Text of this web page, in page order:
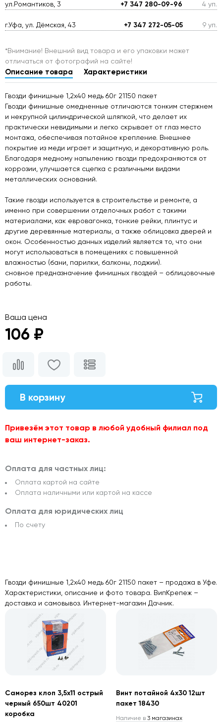
ул.Романтиков, 3
+7 347 280-09-96 4 уп.
г.Уфа, ул. Дёмская, 43 +7 347 272-05-05 9 уп.
*Внимание! Внешний вид товара и его упаковки может
отличаться от фотографий на сайте!
Описание товара Характеристики
Гвозди финишные 1,2х40 медь 60г 21150 пакет
Гвозди финишные омедненные отличаются тонким стержнем
и некрупной цилиндрической шляпкой, что делает их
практически невидимыми и легко скрывает от глаз место
монтажа, обеспечивая потайное крепление. Внешнее
покрытие из меди играет и защитную, и декоративную роль.
Благодаря медному напылению гвозди предохраняются от
коррозии, улучшается сцепка с различными видами
металлических оснований.
Такие гвозди используется в строительстве и ремонте, а
именно при совершении отделочных работ с такими
материалами, как евровагонка, тонкие рейки, плинтус и
другие деревянные материалы, а также облицовка дверей и
окон. Особенностью данных изделий является то, что они
могут использоваться в помещениях с повышенной
влажностью (бани, парилки, балконы, лоджии).
сновное предназначение финишных гвоздей – облицовочные
работы.
Ваша цена
106 ₽
В корзину
Привезём этот товар в любой удобный филиал под
ваш интернет-заказ.
Оплата для частных лиц:
Оплата картой на сайте
Оплата наличными или картой на кассе
Оплата для юридических лиц
По счету
Гвозди финишные 1,2х40 медь 60г 21150 пакет – продажа в Уфе.
Характеристики, описание и фото товара. ВипКрепеж –
доставка и самовывоз. Интернет-магазин Дачник.
Саморез клоп 3,5х11 острый
черный 650шт 40201
коробка
Винт потайной 4х30 12шт
пакет 18430
Наличие в 3 магазинах